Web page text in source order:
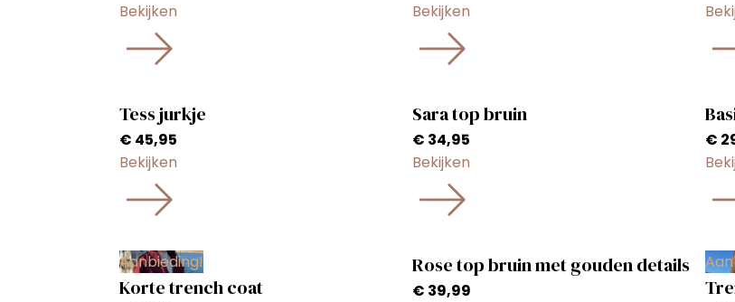
Bekijken
Bekijken
Tess jurkje
€ 45,95
Bekijken
Sara top bruin
€ 34,95
Bekijken
€
Aanbieding!
Korte trench coat
Rose top bruin met gouden details
€ 39,99